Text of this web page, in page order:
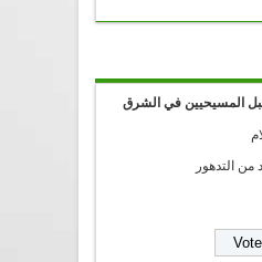
المسيحيين في الشرق
التدهور